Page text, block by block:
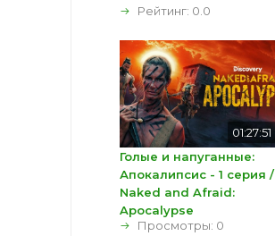
Рейтинг: 0.0
01:27:51
Голые и напуганные:
Апокалипсис - 1 серия /
Naked and Afraid:
Apocalypse
Просмотры: 0